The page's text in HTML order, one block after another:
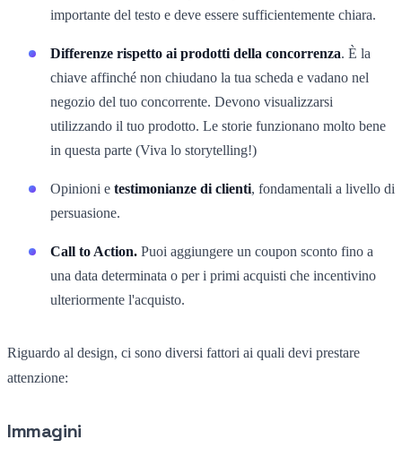
importante del testo e deve essere sufficientemente chiara.
Differenze rispetto ai prodotti della concorrenza. È la
chiave affinché non chiudano la tua scheda e vadano nel
negozio del tuo concorrente. Devono visualizzarsi
utilizzando il tuo prodotto. Le storie funzionano molto bene
in questa parte (Viva lo storytelling!)
Opinioni e testimonianze di clienti, fondamentali a livello di
persuasione.
Call to Action. Puoi aggiungere un coupon sconto fino a
una data determinata o per i primi acquisti che incentivino
ulteriormente l'acquisto.
Riguardo al design, ci sono diversi fattori ai quali devi prestare
attenzione:
Immagini